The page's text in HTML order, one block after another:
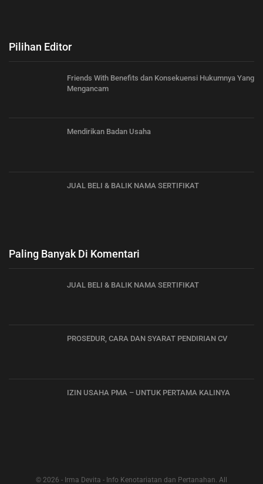
Pilihan Editor
Friends With Benefits dan Konsekuensi Hukumnya Yang
Mengancam
Mendirikan Badan Usaha
JUAL BELI & BALIK NAMA SERTIFIKAT
Paling Banyak Di Komentari
JUAL BELI & BALIK NAMA SERTIFIKAT
PROSEDUR, CARA DAN SYARAT PENDIRIAN CV
IZIN USAHA PMA – UNTUK PERTAMA KALINYA
© 2026 - Irma Devita - Info Kenotariatan dan Pertanahan. All